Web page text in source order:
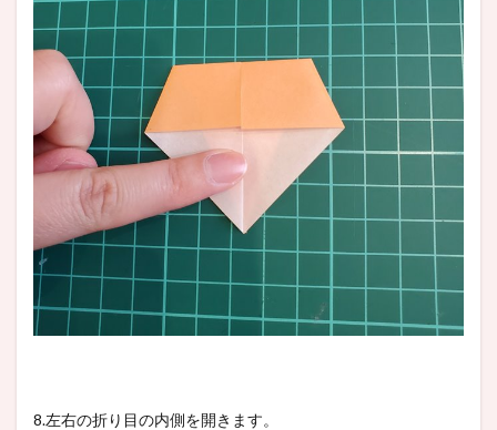
8.左右の折り目の内側を開きます。